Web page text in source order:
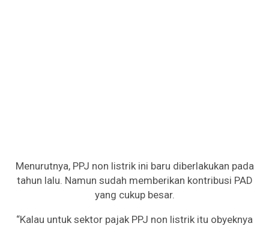
Menurutnya, PPJ non listrik ini baru diberlakukan pada
tahun lalu. Namun sudah memberikan kontribusi PAD
yang cukup besar.
“Kalau untuk sektor pajak PPJ non listrik itu obyeknya